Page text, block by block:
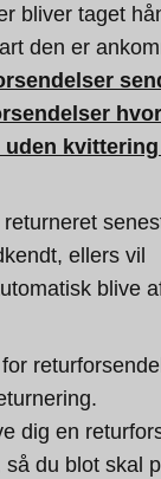
bliver taget
den er
uden
ellers vil
blive
dig en
så du blot skal